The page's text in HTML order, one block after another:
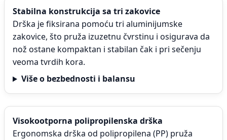
Stabilna konstrukcija sa tri zakovice
Drška je fiksirana pomoću tri aluminijumske
zakovice, što pruža izuzetnu čvrstinu i osigurava da
nož ostane kompaktan i stabilan čak i pri sečenju
veoma tvrdih kora.
Više o bezbednosti i balansu
Visokootporna polipropilenska drška
Ergonomska drška od polipropilena (PP) pruža